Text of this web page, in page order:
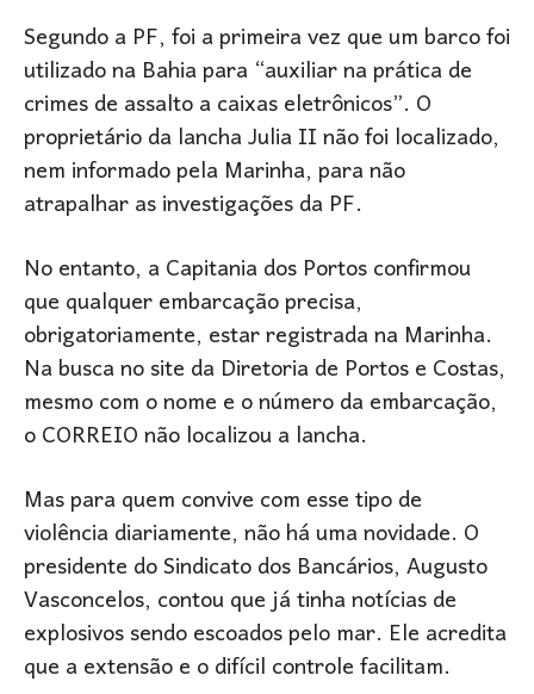
Segundo a PF, foi a primeira vez que um barco foi
utilizado na Bahia para “auxiliar na prática de
crimes de assalto a caixas eletrônicos”. O
proprietário da lancha Julia II não foi localizado,
nem informado pela Marinha, para não
atrapalhar as investigações da PF.
No entanto, a Capitania dos Portos confirmou
que qualquer embarcação precisa,
obrigatoriamente, estar registrada na Marinha.
Na busca no site da Diretoria de Portos e Costas,
mesmo com o nome e o número da embarcação,
o CORREIO não localizou a lancha.
Mas para quem convive com esse tipo de
violência diariamente, não há uma novidade. O
presidente do Sindicato dos Bancários, Augusto
Vasconcelos, contou que já tinha notícias de
explosivos sendo escoados pelo mar. Ele acredita
que a extensão e o difícil controle facilitam.